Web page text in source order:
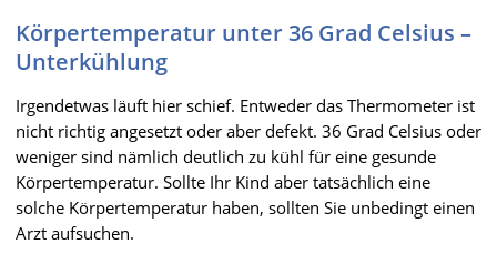
Körpertemperatur unter 36 Grad Celsius –
Unterkühlung
Irgendetwas läuft hier schief. Entweder das Thermometer ist
nicht richtig angesetzt oder aber defekt. 36 Grad Celsius oder
weniger sind nämlich deutlich zu kühl für eine gesunde
Körpertemperatur. Sollte Ihr Kind aber tatsächlich eine
solche Körpertemperatur haben, sollten Sie unbedingt einen
Arzt aufsuchen.